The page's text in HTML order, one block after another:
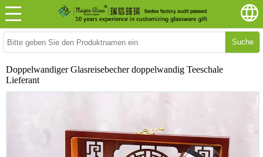
Suche
Doppelwandiger Glasreisebecher doppelwandig Teeschale
Lieferant